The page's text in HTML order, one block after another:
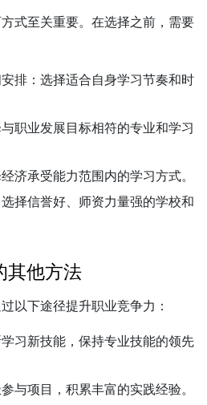
式至关重要。在选择之前，需要
排： 选择适合自身学习节奏和时
职业发展目标相符的专业和学习
济承受能力范围内的学习方式。
选择信誉好、师资力量强的学校和
其他方法
以下途径提升职业竞争力：
习新技能，保持专业技能的领先
与项目，积累丰富的实践经验。